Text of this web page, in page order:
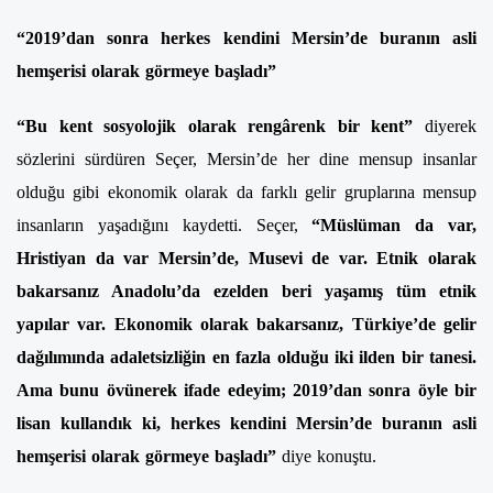
“2019’dan sonra herkes kendini Mersin’de buranın asli
hemşerisi olarak görmeye başladı”
“Bu kent sosyolojik olarak rengârenk bir kent” diyerek
sözlerini sürdüren Seçer, Mersin’de her dine mensup insanlar
olduğu gibi ekonomik olarak da farklı gelir gruplarına mensup
insanların yaşadığını kaydetti. Seçer,“Müslüman da var,
Hristiyan da var Mersin’de, Musevi de var. Etnik olarak
bakarsanız Anadolu’da ezelden beri yaşamış tüm etnik
yapılar var. Ekonomik olarak bakarsanız, Türkiye’de gelir
dağılımında adaletsizliğin en fazla olduğu iki ilden bir tanesi.
Ama bunu övünerek ifade edeyim; 2019’dan sonra öyle bir
lisan kullandık ki, herkes kendini Mersin’de buranın asli
hemşerisi olarak görmeye başladı” diye konuştu.